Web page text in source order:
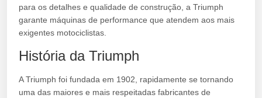
para os detalhes e qualidade de construção, a Triumph
garante máquinas de performance que atendem aos mais
exigentes motociclistas.
História da Triumph
A Triumph foi fundada em 1902, rapidamente se tornando
uma das maiores e mais respeitadas fabricantes de